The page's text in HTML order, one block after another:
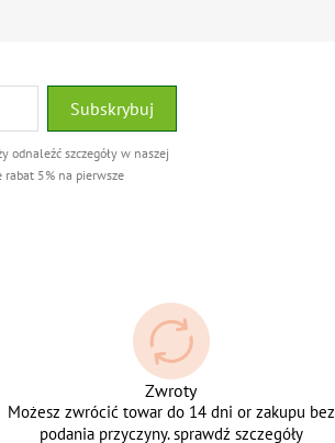
odnaleźć szczegóły w naszej
5% na pierwsze
Zwroty
Możesz zwrócić towar do 14 dni or zakupu bez
podania przyczyny. sprawdź szczegóły